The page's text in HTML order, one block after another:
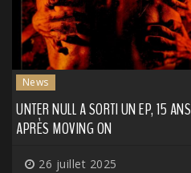
News
UNTER NULL A SORTI UN EP, 15 ANS
APRÈS MOVING ON
26 juillet 2025